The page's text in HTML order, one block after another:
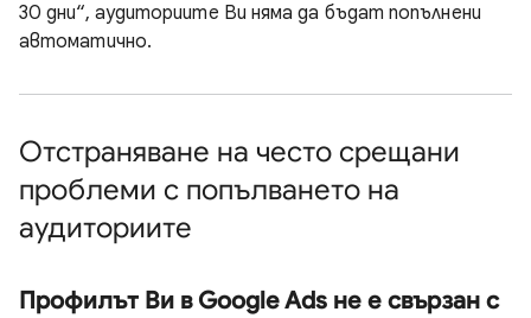
30 дни“, аудиториите Ви няма да бъдат попълнени
автоматично.
Отстраняване на често срещани
проблеми с попълването на
аудиториите
Профилът Ви в Google Ads не е свързан с